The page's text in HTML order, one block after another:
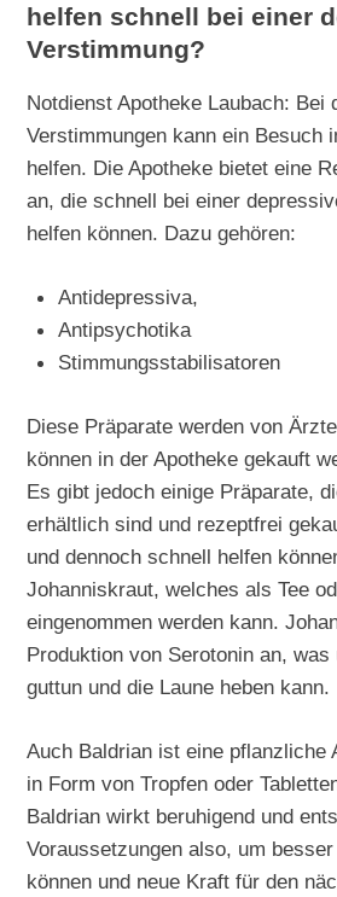
helfen schnell bei einer
Verstimmung?
Notdienst Apotheke Laubach: Bei
Verstimmungen kann ein Besuch
helfen. Die Apotheke bietet eine
an, die schnell bei einer
helfen können. Dazu gehören:
Antidepressiva,
Antipsychotika
Stimmungsstabilisatoren
Diese Präparate werden von
können in der Apotheke gekauft
Es gibt jedoch einige Präparate,
erhältlich sind und rezeptfrei
und dennoch schnell helfen
Johanniskraut, welches als Tee
eingenommen werden kann.
Produktion von Serotonin an,
guttun und die Laune heben kann.
Auch Baldrian ist eine pflanzliche
in Form von Tropfen oder
Baldrian wirkt beruhigend und
Voraussetzungen also, um
können und neue Kraft für den